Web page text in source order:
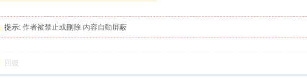
提示: 作者被禁止或刪除 內容自動屏蔽
回復